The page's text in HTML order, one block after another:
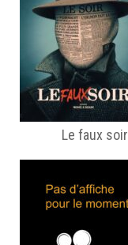
Le faux soir